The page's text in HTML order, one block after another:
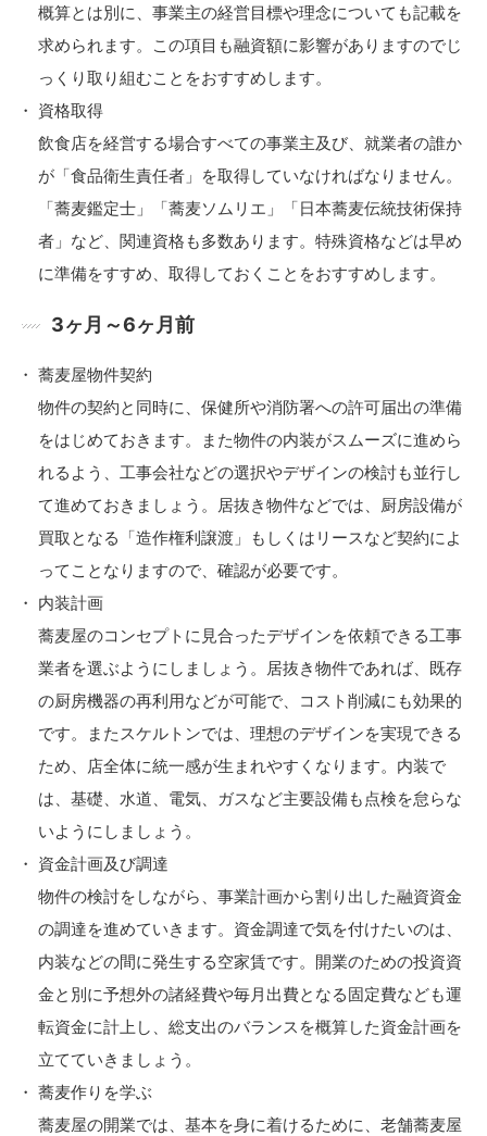
概算とは別に、事業主の経営目標や理念についても記載を
求められます。この項目も融資額に影響がありますのでじ
っくり取り組むことをおすすめします。
資格取得
飲食店を経営する場合すべての事業主及び、就業者の誰か
が「食品衛生責任者」を取得していなければなりません。
「蕎麦鑑定士」「蕎麦ソムリエ」「日本蕎麦伝統技術保持
者」など、関連資格も多数あります。特殊資格などは早め
に準備をすすめ、取得しておくことをおすすめします。
3ヶ月～6ヶ月前
蕎麦屋物件契約
物件の契約と同時に、保健所や消防署への許可届出の準備
をはじめておきます。また物件の内装がスムーズに進めら
れるよう、工事会社などの選択やデザインの検討も並行し
て進めておきましょう。居抜き物件などでは、厨房設備が
買取となる「造作権利譲渡」もしくはリースなど契約によ
ってことなりますので、確認が必要です。
内装計画
蕎麦屋のコンセプトに見合ったデザインを依頼できる工事
業者を選ぶようにしましょう。居抜き物件であれば、既存
の厨房機器の再利用などが可能で、コスト削減にも効果的
です。またスケルトンでは、理想のデザインを実現できる
ため、店全体に統一感が生まれやすくなります。内装で
は、基礎、水道、電気、ガスなど主要設備も点検を怠らな
いようにしましょう。
資金計画及び調達
物件の検討をしながら、事業計画から割り出した融資資金
の調達を進めていきます。資金調達で気を付けたいのは、
内装などの間に発生する空家賃です。開業のための投資資
金と別に予想外の諸経費や毎月出費となる固定費なども運
転資金に計上し、総支出のバランスを概算した資金計画を
立てていきましょう。
蕎麦作りを学ぶ
蕎麦屋の開業では、基本を身に着けるために、老舗蕎麦屋